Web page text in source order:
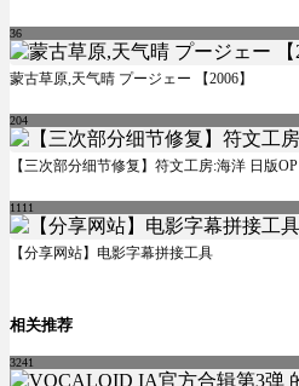
36
蒙古草原,天气晴 プージェー 【2006】
204
【三次部分细节修复】符文工房:海洋 日版OP
1111
【分享网站】电影字幕拼接工具
相关推荐
3241